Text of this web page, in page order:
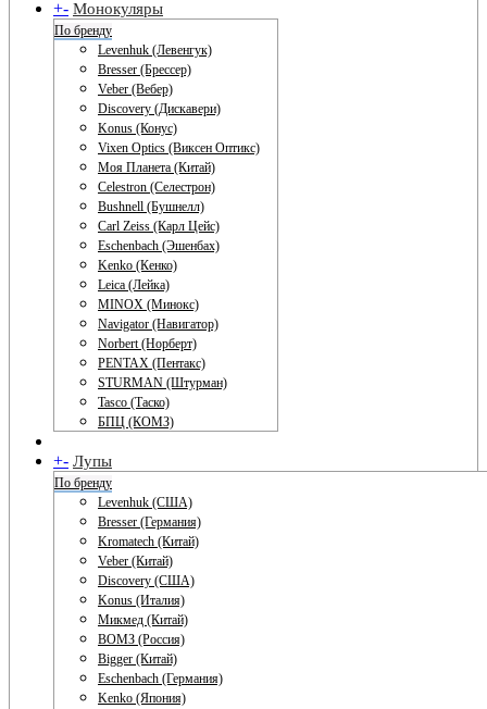
+- Монокуляры
По бренду
Levenhuk (Левенгук)
Bresser (Брессер)
Veber (Вебер)
Discovery (Дискавери)
Konus (Конус)
Vixen Optics (Виксен Оптикс)
Моя Планета (Китай)
Celestron (Селестрон)
Bushnell (Бушнелл)
Carl Zeiss (Карл Цейс)
Eschenbach (Эшенбах)
Kenko (Кенко)
Leica (Лейка)
MINOX (Минокс)
Navigator (Навигатор)
Norbert (Норберт)
PENTAX (Пентакс)
STURMAN (Штурман)
Tasco (Таско)
БПЦ (КОМЗ)
+- Лупы
По бренду
Levenhuk (США)
Bresser (Германия)
Kromatech (Китай)
Veber (Китай)
Discovery (США)
Konus (Италия)
Микмед (Китай)
ВОМЗ (Россия)
Bigger (Китай)
Eschenbach (Германия)
Kenko (Япония)